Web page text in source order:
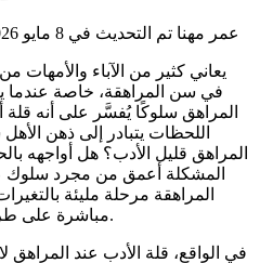
عمر مهنا تم التحديث في 8 مايو 2026
يعاني كثير من الآباء والأمهات
في سن المراهقة، خاصة عندما
المراهق سلوكًا يُفسَّر على أنه
اللحظات يتبادر إلى ذهن
المراهق قليل الأدب؟ هل أواجهه
المشكلة أعمق من مجرد سلوك
المراهقة مرحلة مليئة
مباشرة على طريقة تعامل الأبناء مع من حولهم.
في الواقع، قلة الأدب عند المراهق